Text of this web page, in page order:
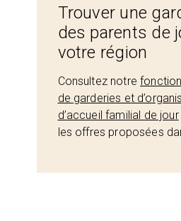
Trouver une
des parents de
votre région
Consultez notre
de garderies et
d’accueil familial de jour
les offres proposées